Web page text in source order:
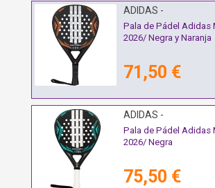
ADIDAS -
Pala de Pádel Adidas
2026/ Negra y Naranja
71,50 €
ADIDAS -
Pala de Pádel Adidas
2026/ Negra
75,50 €